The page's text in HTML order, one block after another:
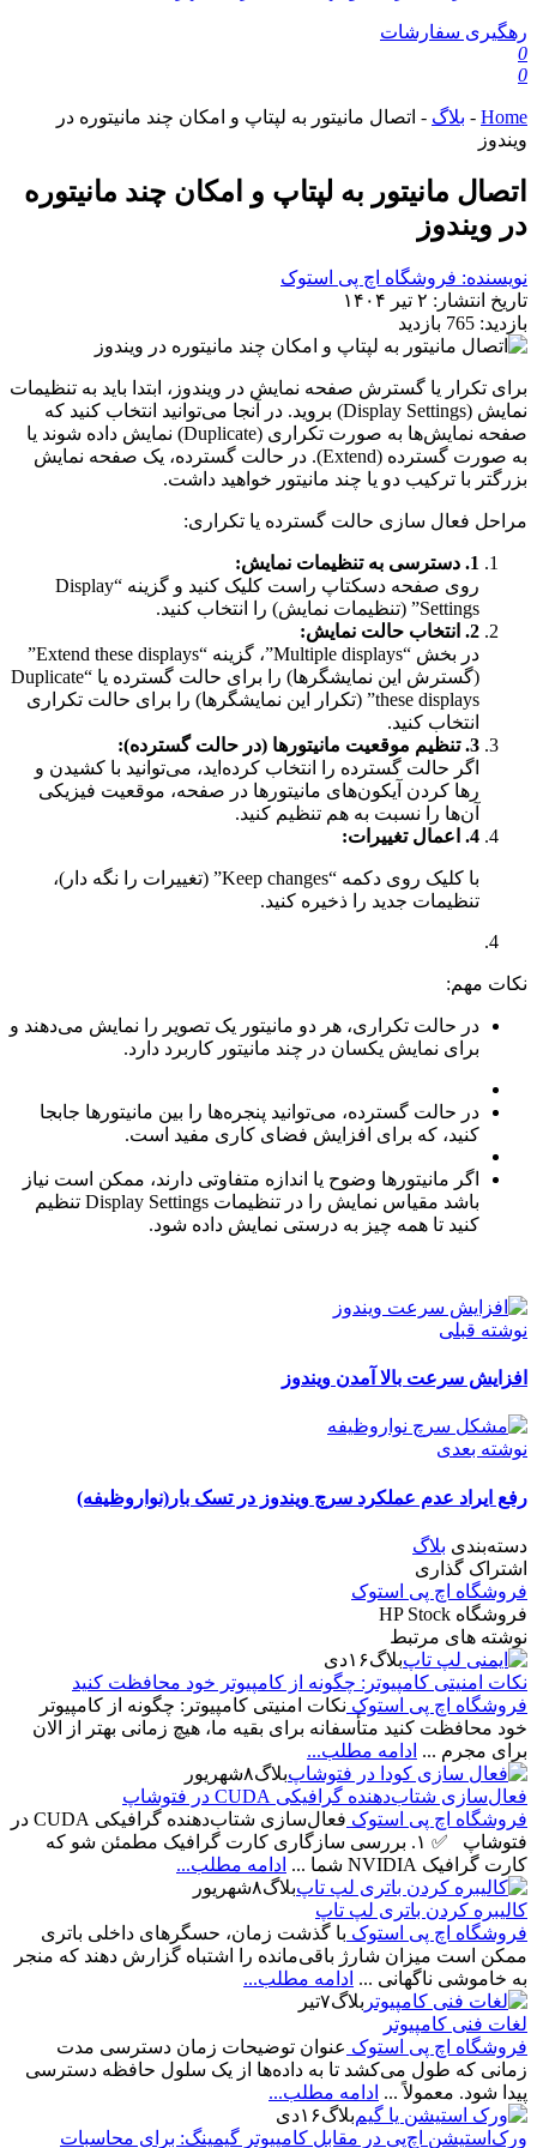
رهگیری سفارشات
0
0
Home
- بلاگ - اتصال مانیتور به لپتاپ و امکان چند مانیتوره در
ویندوز
اتصال مانیتور به لپتاپ و امکان چند مانیتوره
در ویندوز
نویسنده: فروشگاه اچ پی استوک
تاریخ انتشار: ۲ تیر ۱۴۰۴
بازدید: 765 بازدید
برای تکرار یا گسترش صفحه نمایش در ویندوز، ابتدا باید به تنظیمات
نمایش (Display Settings) بروید.
در آنجا می‌توانید انتخاب کنید که
صفحه نمایش‌ها به صورت تکراری (Duplicate) نمایش داده شوند یا
به صورت گسترده (Extend).
در حالت گسترده، یک صفحه نمایش
بزرگتر با ترکیب دو یا چند مانیتور خواهید داشت.
مراحل فعال سازی حالت گسترده یا تکراری:
1. دسترسی به تنظیمات نمایش:
روی صفحه دسکتاپ راست کلیک کنید و گزینه “Display
Settings” (تنظیمات نمایش) را انتخاب کنید.
2.
انتخاب حالت نمایش:
در بخش “Multiple displays”، گزینه “Extend these displays”
(گسترش این نمایشگرها) را برای حالت گسترده یا “Duplicate
these displays” (تکرار این نمایشگرها) را برای حالت تکراری
انتخاب کنید.
3. تنظیم موقعیت مانیتورها (در حالت گسترده):
اگر حالت گسترده را انتخاب کرده‌اید، می‌توانید با کشیدن و
رها کردن آیکون‌های مانیتورها در صفحه، موقعیت فیزیکی
آن‌ها را نسبت به هم تنظیم کنید.
4.
اعمال تغییرات:
با کلیک روی دکمه “Keep changes” (تغییرات را نگه دار)،
تنظیمات جدید را ذخیره کنید.
نکات مهم:
در حالت تکراری، هر دو مانیتور یک تصویر را نمایش می‌دهند و
برای نمایش یکسان در چند مانیتور کاربرد دارد.
در حالت گسترده، می‌توانید پنجره‌ها را بین مانیتورها جابجا
کنید، که برای افزایش فضای کاری مفید است.
اگر مانیتورها وضوح یا اندازه متفاوتی دارند، ممکن است نیاز
باشد مقیاس نمایش را در تنظیمات Display Settings تنظیم
کنید تا همه چیز به درستی نمایش داده شود.
نوشته قبلی
افزایش سرعت بالا آمدن ویندوز
نوشته بعدی
رفع ایراد عدم عملکرد سرچ ویندوز در تسک بار(نواروظیفه)
دسته‌بندی بلاگ
اشتراک گذاری
فروشگاه اچ پی استوک
فروشگاه HP Stock
نوشته های مرتبط
بلاگ۱۶دی
نکات امنیتی کامپیوتر: چگونه از کامپیوتر خود محافظت کنید
فروشگاه اچ پی استوک نکات امنیتی کامپیوتر: چگونه از کامپیوتر
خود محافظت کنید متأسفانه برای بقیه ما، هیچ زمانی بهتر از الان
برای مجرم ... ادامه مطلب...
بلاگ۸شهریور
فعال‌سازی شتاب‌دهنده گرافیکی CUDA در فتوشاپ
فروشگاه اچ پی استوک
فعال‌سازی شتاب‌دهنده گرافیکی CUDA در
فتوشاپ ✅ ۱. بررسی سازگاری کارت گرافیک مطمئن شو که
کارت گرافیک NVIDIA شما ...
ادامه مطلب...
بلاگ۸شهریور
کالیبره کردن باتری لپ تاپ
فروشگاه اچ پی استوک با گذشت زمان، حسگرهای داخلی باتری
ممکن است میزان شارژ باقی‌مانده را اشتباه گزارش دهند که منجر
به خاموشی ناگهانی ... ادامه مطلب...
بلاگ۷تیر
لغات فنی کامپیوتر
فروشگاه اچ پی استوک عنوان توضیحات زمان دسترسی مدت
زمانی که طول می‌کشد تا به داده‌ها از یک سلول حافظه دسترسی
پیدا شود. معمولاً ... ادامه مطلب...
بلاگ۱۶دی
ورک‌استیشن اچ‌پی در مقابل کامپیوتر گیمینگ: برای محاسبات